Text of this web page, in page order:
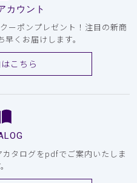
カウント
ーポンプレゼント！注目の新商
くお届けします。
こちら
タログをpdfでご案内いたしま